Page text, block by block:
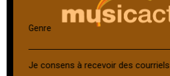
Genre
Je consens à recevoir des courriels